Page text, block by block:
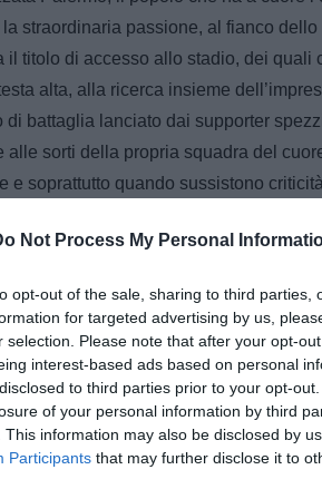
Not Process My Personal
opt-out of the sale, sharing to third parties,
for targeted advertising by us,
selection. Please note that after your opt-
interest-based ads based on personal
to third parties prior to your opt-
of your personal information by third
This information may also be disclosed by
Participants that may further disclose it to
straordinaria passione, al fianco
il titolo di accesso allo stadio, dei quali
alta, alla ricerca insieme
battaglia lanciato dai supporter
sorti della propria squadra del
e soprattutto quando sussistono
ARTICOLI CORRELATI
Giornale di Sicilia - Palermo,
momento di scegliere la spalla
UFFICIALE - Palermo,